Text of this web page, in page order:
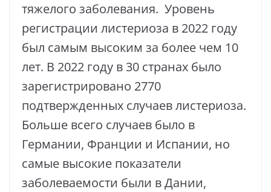
тяжелого заболевания. Уровень
регистрации листериоза в 2022 году
был самым высоким за более чем 10
лет. В 2022 году в 30 странах было
зарегистрировано 2770
подтвержденных случаев листериоза.
Больше всего случаев было в
Германии, Франции и Испании, но
самые высокие показатели
заболеваемости были в Дании,